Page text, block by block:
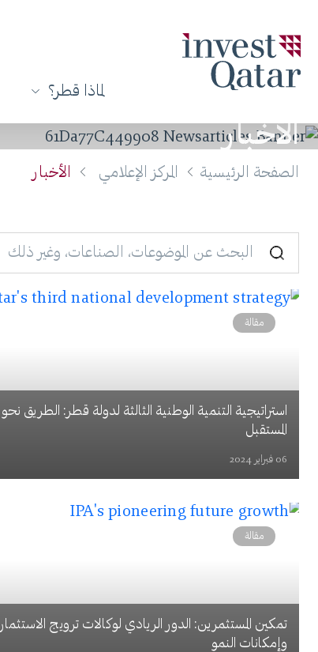
لماذا قطر؟
الأخبار
الصفحة الرئيسية المركز الإعلامي الأخبار
مقالة
استراتيجية التنمية الوطنية الثالثة لدولة قطر: الطريق نحو
المستقبل
06 فبراير 2024
مقالة
تمكين المستثمرين: الدور الريادي لوكالات ترويج الاستثمار
وإمكانات النمو